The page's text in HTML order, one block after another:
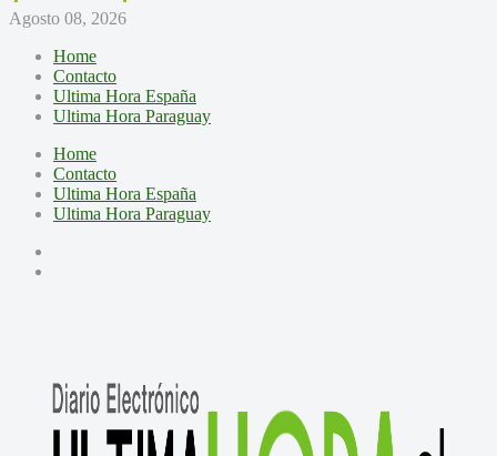
Agosto 08, 2026
Home
Contacto
Ultima Hora España
Ultima Hora Paraguay
Home
Contacto
Ultima Hora España
Ultima Hora Paraguay